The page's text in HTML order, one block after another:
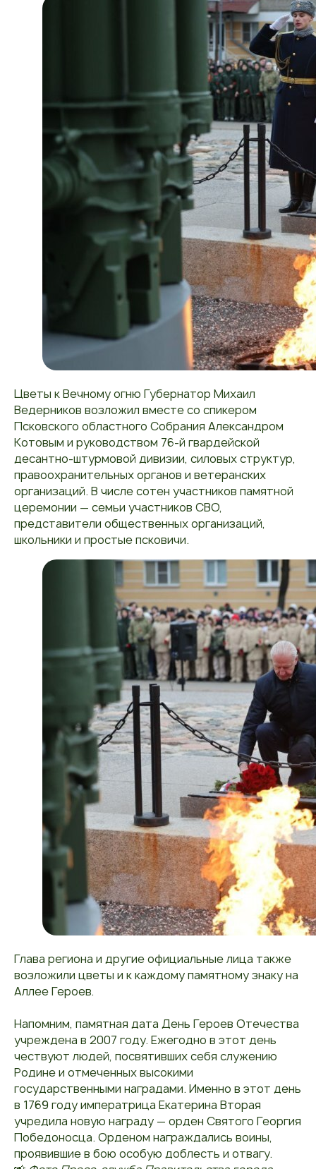
Цветы к Вечному огню Губернатор Михаил
Ведерников возложил вместе со спикером
Псковского областного Собрания Александром
Котовым и руководством 76-й гвардейской
десантно-штурмовой дивизии, силовых структур,
правоохранительных органов и ветеранских
организаций. В числе сотен участников памятной
церемонии — семьи участников СВО,
представители общественных организаций,
школьники и простые псковичи.
Глава региона и другие официальные лица также
возложили цветы и к каждому памятному знаку на
Аллее Героев.
Напомним, памятная дата День Героев Отечества
учреждена в 2007 году. Ежегодно в этот день
чествуют людей, посвятивших себя служению
Родине и отмеченных высокими
государственными наградами. Именно в этот день
в 1769 году императрица Екатерина Вторая
учредила новую награду — орден Святого Георгия
Победоносца. Орденом награждались воины,
проявившие в бою особую доблесть и отвагу.